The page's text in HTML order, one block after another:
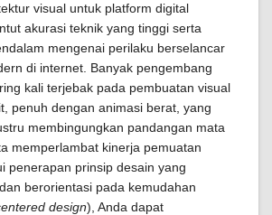
visual untuk platform digital
akurasi teknik yang tinggi serta
mengenai perilaku berselancar
di internet. Banyak pengembang
kali terjebak pada pembuatan visual
penuh dengan animasi berat, yang
membingungkan pandangan mata
memperlambat kinerja pemuatan
penerapan prinsip desain yang
berorientasi pada kemudahan
design), Anda dapat